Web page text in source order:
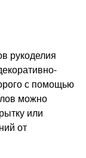
рукоделия
с помощью
можно
или
от